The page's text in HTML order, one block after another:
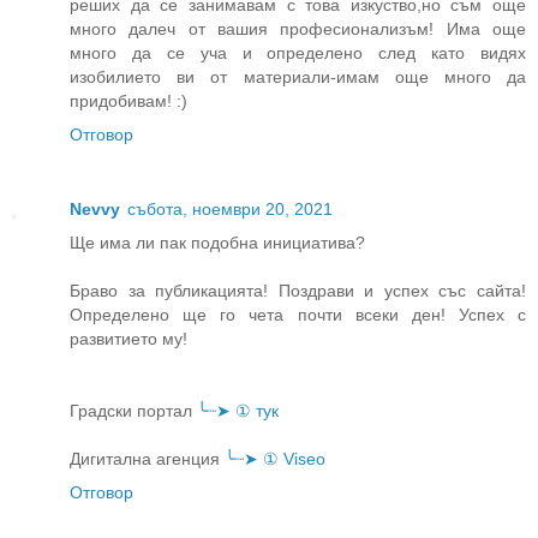
реших да се занимавам с това изкуство,но съм още
много далеч от вашия професионализъм! Има още
много да се уча и определено след като видях
изобилието ви от материали-имам още много да
придобивам! :)
Отговор
Nevvy събота, ноември 20, 2021
Ще има ли пак подобна инициатива?
Браво за публикацията! Поздрави и успех със сайта!
Определено ще го чета почти всеки ден! Успех с
развитието му!
Градски портал ╰┈➤ ① тук
Дигитална агенция ╰┈➤ ① Viseo
Отговор